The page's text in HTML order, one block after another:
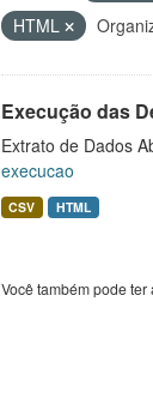
HTML
Execução das
Extrato de Dados
execucao
CSV HTML
Você também pode